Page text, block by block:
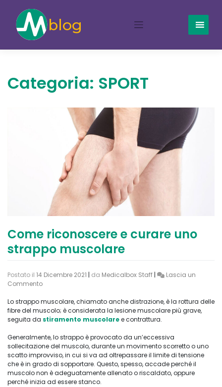
content
Categoria: SPORT
Come riconoscere e curare uno
strappo muscolare
Postato il 14 Dicembre 2021 da Medicalbox Staff
Lascia un
Commentoon
riconoscere
e
curare
strappo
muscolare
Lo strappo muscolare, chiamato anche distrazione, è la rottura delle
fibre del muscolo; è considerata la lesione muscolare più grave,
seguita da stiramento muscolaree contrattura.
Generalmente, lo strappo è provocato da un’eccessiva
sollecitazione del muscolo, durante un movimento scorretto o uno
scatto improvviso, in cui si va ad oltrepassare il limite di tensione
che è in grado di sopportare. Questo, spesso, accade perché il
muscolo non è adeguatamente allenato o riscaldato, oppure
perché inizia ad essere stanco.